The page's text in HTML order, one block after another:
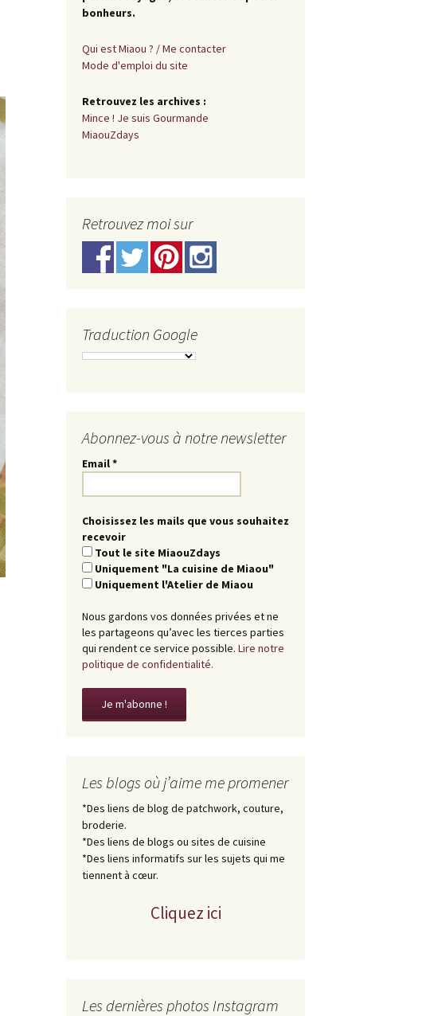
bonheurs.
Qui est Miaou ? / Me contacter
Mode d'emploi du site
Retrouvez les archives :
Mince ! Je suis Gourmande
MiaouZdays
Retrouvez moi sur
Traduction Google
Abonnez-vous à notre newsletter
Email*
Choisissez les mails que vous souhaitez
recevoir
Tout le site MiaouZdays
Uniquement "La cuisine de Miaou"
Uniquement l'Atelier de Miaou
Nous gardons vos données privées et ne
les partageons qu’avec les tierces parties
qui rendent ce service possible. Lire notre
politique de confidentialité.
Les blogs où j’aime me promener
*Des liens de blog de patchwork, couture,
broderie.
*Des liens de blogs ou sites de cuisine
*Des liens informatifs sur les sujets qui me
tiennent à cœur.
Cliquez ici
Les dernières photos Instagram